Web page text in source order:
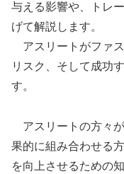
与える影響や、トレ
げて解説します。
アスリートがファ
リスク、そして成功
す。
アスリートの方々
果的に組み合わせる
を向上させるための